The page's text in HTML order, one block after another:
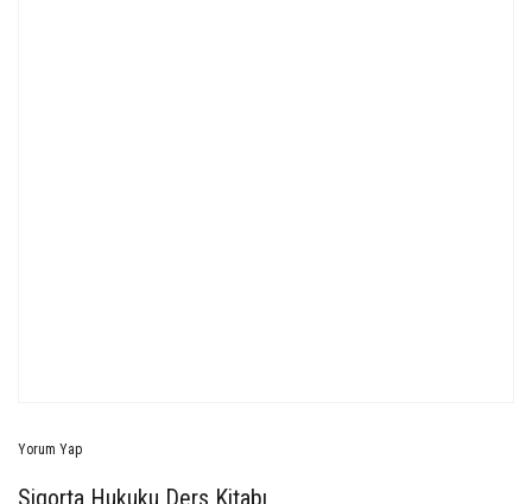
Yorum Yap
Sigorta Hukuku Ders Kitabı